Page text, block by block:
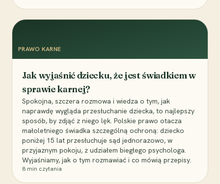
PRAWO KARNE
Jak wyjaśnić dziecku, że jest świadkiem w
sprawie karnej?
Spokojna, szczera rozmowa i wiedza o tym, jak
naprawdę wygląda przesłuchanie dziecka, to najlepszy
sposób, by zdjąć z niego lęk. Polskie prawo otacza
małoletniego świadka szczególną ochroną: dziecko
poniżej 15 lat przesłuchuje sąd jednorazowo, w
przyjaznym pokoju, z udziałem biegłego psychologa.
Wyjaśniamy, jak o tym rozmawiać i co mówią przepisy.
8 min czytania